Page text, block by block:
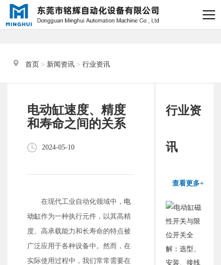
首页 > 新闻资讯 > 行业资讯
电动缸速度、精度
和寿命之间的关系
2024-05-10
在现代工业自动化领域中， 电
动缸作为一种执行元件，以其高精
度、高承载能力和长寿命的特点被
广泛应用于各种设备中。然而，在
实际使用过程中，我们常常需要在
行业资
讯
查看更多+
您好，我是电缸小助手，很高兴为
您服务
常见问题
器
2.铭辉电动缸型号参数表
料